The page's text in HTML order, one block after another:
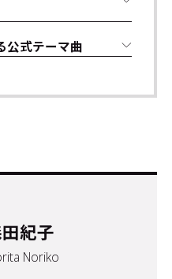
公式テーマ曲
紀子
Noriko